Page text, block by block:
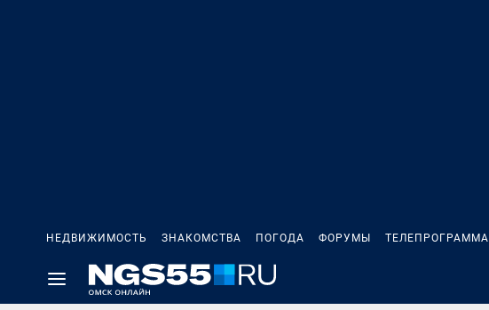
НЕДВИЖИМОСТЬ ЗНАКОМСТВА ПОГОДА ФОРУМЫ ТЕЛЕПРОГРАММА